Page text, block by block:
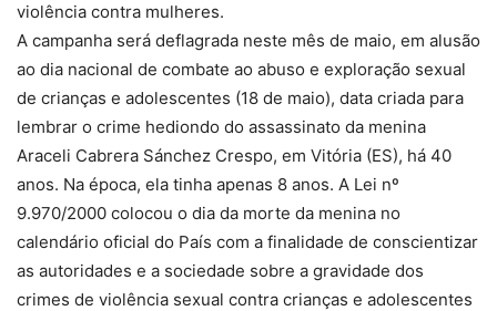
violência contra mulheres.
A campanha será deflagrada neste mês de maio, em alusão
ao dia nacional de combate ao abuso e exploração sexual
de crianças e adolescentes (18 de maio), data criada para
lembrar o crime hediondo do assassinato da menina
Araceli Cabrera Sánchez Crespo, em Vitória (ES), há 40
anos. Na época, ela tinha apenas 8 anos. A Lei nº
9.970/2000 colocou o dia da morte da menina no
calendário oficial do País com a finalidade de conscientizar
as autoridades e a sociedade sobre a gravidade dos
crimes de violência sexual contra crianças e adolescentes